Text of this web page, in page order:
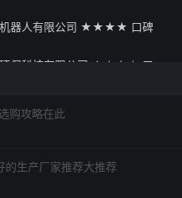
机器人有限公司 ★★★★ 口碑
环保科技有限公司 ★★★☆ 口
购攻略在此
生产厂家推荐大推荐